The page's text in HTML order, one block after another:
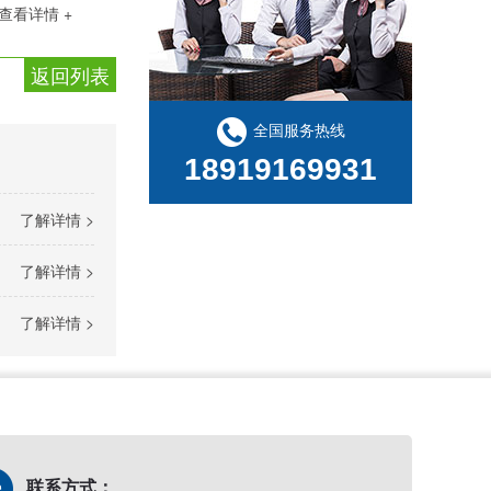
看详情 +
返回列表
了解详情 >
了解详情 >
了解详情 >
全国服务热线
18919169931
联系方式：